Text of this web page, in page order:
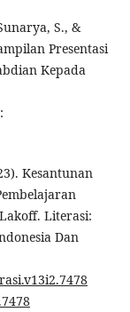
S., &
Presentasi
Kepada
Kesantunan
Literasi:
Dan